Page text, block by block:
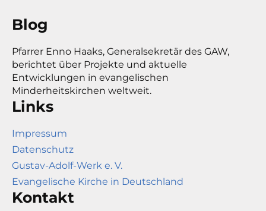
Blog
Pfarrer Enno Haaks, Generalsekretär des GAW,
berichtet über Projekte und aktuelle
Entwicklungen in evangelischen
Minderheitskirchen weltweit.
Links
Impressum
Datenschutz
Gustav-Adolf-Werk e. V.
Evangelische Kirche in Deutschland
Kontakt